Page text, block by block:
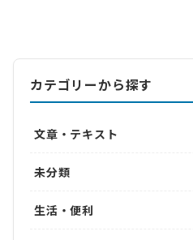
カテゴリーから探す
文章・テキスト
未分類
生活・便利